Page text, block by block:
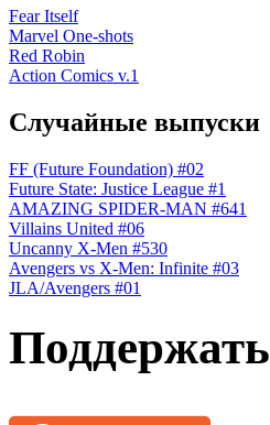
Fear Itself
Marvel One-shots
Red Robin
Action Comics v.1
Случайные выпуски
FF (Future Foundation) #02
Future State: Justice League #1
AMAZING SPIDER-MAN #641
Villains United #06
Uncanny X-Men #530
Avengers vs X-Men: Infinite #03
JLA/Avengers #01
Поддержать